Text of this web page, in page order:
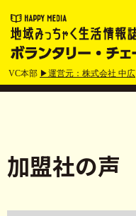
VC本部 ▶運営元：株式会社 中広
加盟社の声